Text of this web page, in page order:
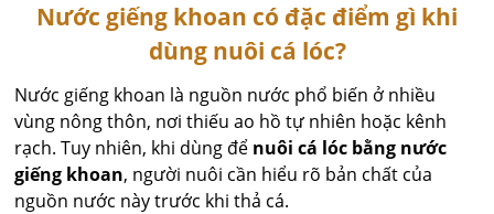
Nước giếng khoan có đặc điểm gì khi
dùng nuôi cá lóc?
Nước giếng khoan là nguồn nước phổ biến ở nhiều
vùng nông thôn, nơi thiếu ao hồ tự nhiên hoặc kênh
rạch. Tuy nhiên, khi dùng để nuôi cá lóc bằng nước
giếng khoan, người nuôi cần hiểu rõ bản chất của
nguồn nước này trước khi thả cá.